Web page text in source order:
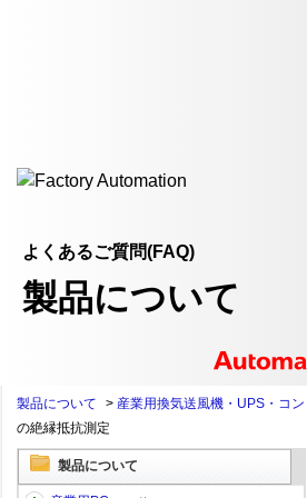
よくあるご質問(FAQ)
製品について
製品について > 産業用換気送風機・UPS・コ
の絶縁抵抗測定
製品について